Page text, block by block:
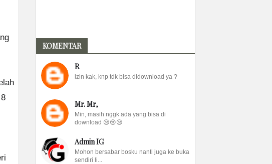
KOMENTAR
R
izin kak, knp tdk bisa didownload ya ?
Mr. Mr,
Min, masih nggk ada yang bisa di
download 😢😢😢
Admin IG
Mohon bersabar bosku nanti juga ke buka
sendiri li...